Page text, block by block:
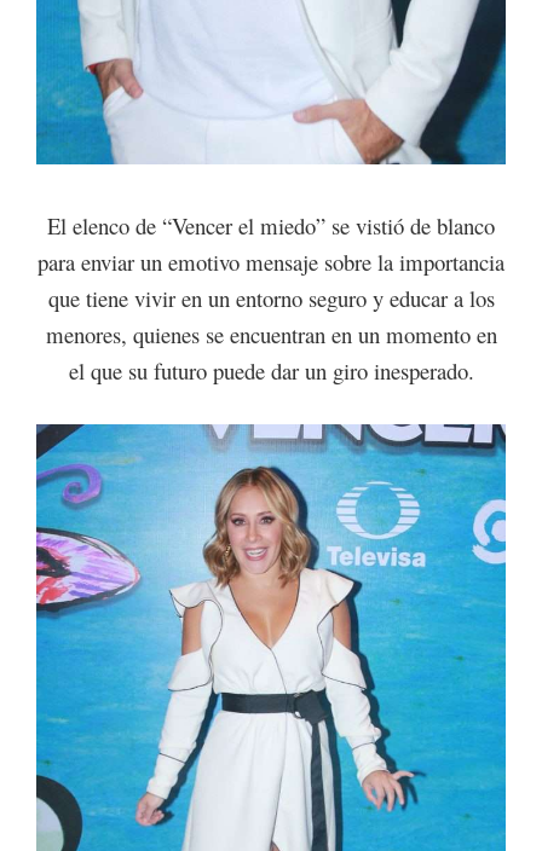
El elenco de “Vencer el miedo” se vistió de blanco
para enviar un emotivo mensaje sobre la importancia
que tiene vivir en un entorno seguro y educar a los
menores, quienes se encuentran en un momento en
el que su futuro puede dar un giro inesperado.